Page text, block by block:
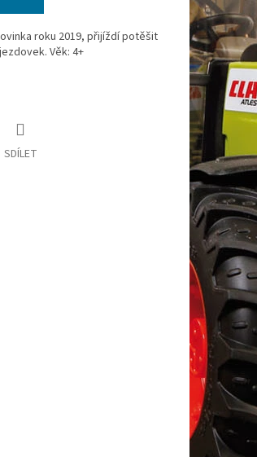
roku 2019, přijíždí potěšit
Věk: 4+
SDÍLET